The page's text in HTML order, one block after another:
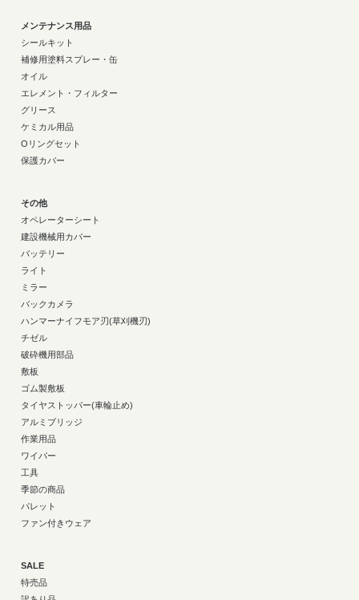
メンテナンス用品
シールキット
補修用塗料スプレー・缶
オイル
エレメント・フィルター
グリース
ケミカル用品
Oリングセット
保護カバー
その他
オペレーターシート
建設機械用カバー
バッテリー
ライト
ミラー
バックカメラ
ハンマーナイフモア刃(草刈機刃)
チゼル
破砕機用部品
敷板
ゴム製敷板
タイヤストッパー(車輪止め)
アルミブリッジ
作業用品
ワイパー
工具
季節の商品
パレット
ファン付きウェア
SALE
特売品